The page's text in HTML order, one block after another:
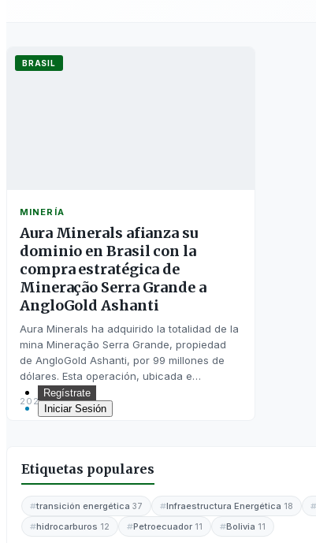
Regístrate
Iniciar Sesión
Inicio
BRASIL
MINERÍA
Aura Minerals afianza su
dominio en Brasil con la
compra estratégica de
Mineração Serra Grande a
AngloGold Ashanti
Aura Minerals ha adquirido la totalidad de la
mina Mineração Serra Grande, propiedad
de AngloGold Ashanti, por 99 millones de
dólares. Esta operación, ubicada e…
2025-06-14
Etiquetas populares
transición energética 37 Infraestructura Energética 18
hidrocarburos 12 Petroecuador 11 Bolivia 11